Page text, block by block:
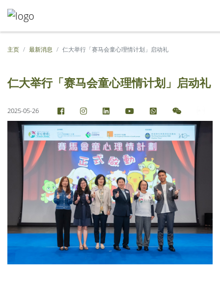
主页 最新消息 仁大举行「赛马会童心理情计划」启动礼
仁大举行「赛马会童心理情计划」启动礼
2025-05-26